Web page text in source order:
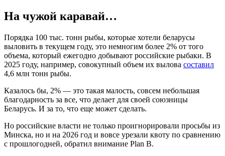
На чужой каравай…
Порядка 100 тыс. тонн рыбы, которые хотели беларусы
выловить в текущем году, это немногим более 2% от того
объема, который ежегодно добывают российские рыбаки. В
2025 году, например, совокупный объем их вылова составил
4,6 млн тонн рыбы.
Казалось бы, 2% — это такая малость, совсем небольшая
благодарность за все, что делает для своей союзницы
Беларусь. И за то, что еще может сделать.
Но российские власти не только проигнорировали просьбы из
Минска, но и на 2026 год и вовсе урезали квоту по сравнению
с прошлогодней, обратил внимание Plan B.